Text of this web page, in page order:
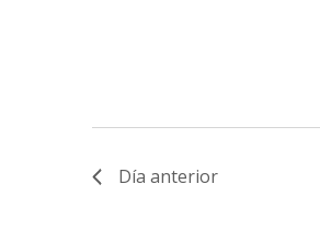
Día anterior